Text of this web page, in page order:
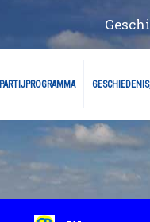
PARTIJPROGRAMMA